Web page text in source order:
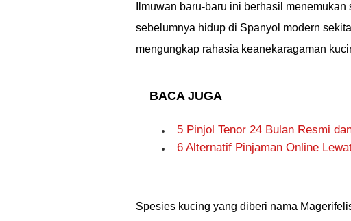
Ilmuwan baru-baru ini berhasil
sebelumnya hidup di Spanyol modern
mengungkap rahasia keanekaragaman
BACA JUGA
5 Pinjol Tenor 24 Bulan Resmi
6 Alternatif Pinjaman Online
Spesies kucing yang diberi nama